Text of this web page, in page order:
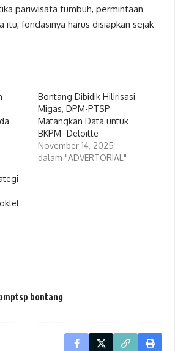
pariwisata tumbuh, permintaan
itu, fondasinya harus disiapkan sejak
Bontang Dibidik Hilirisasi
Migas, DPM-PTSP
Matangkan Data untuk
BKPM–Deloitte
November 14, 2025
dalam "ADVERTORIAL"
bontang